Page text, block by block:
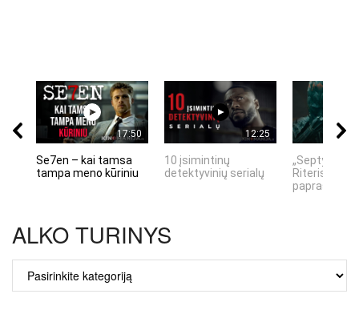
17:50
Se7en – kai tamsa
tampa meno kūriniu
12:25
10 įsimintinų
detektyvinių serialų
„Septynių
Riteris" – kai
ALKO TURINYS
ALKO
TURINYS